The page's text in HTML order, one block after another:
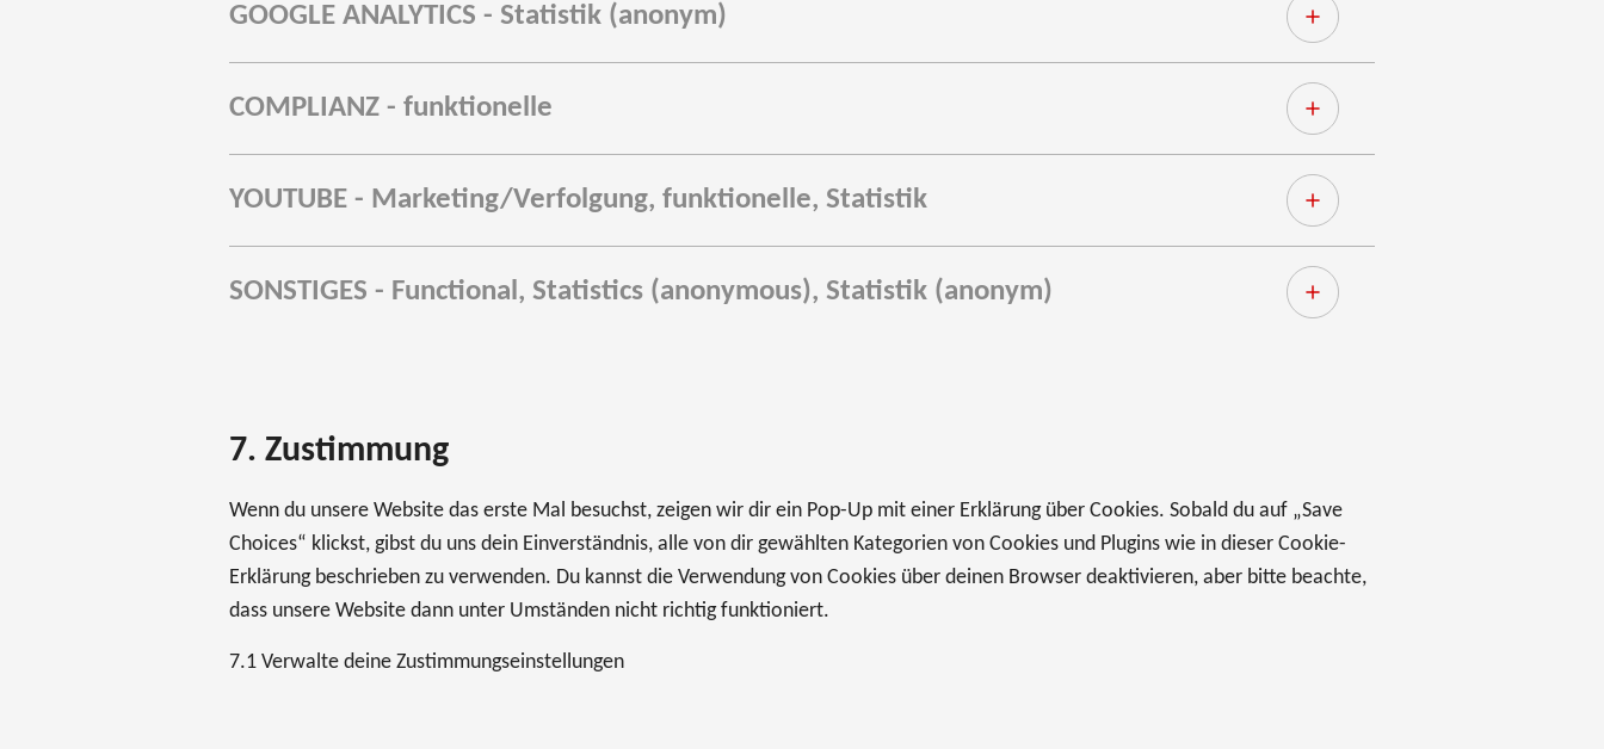
GOOGLE ANALYTICS - Statistik (anonym)
COMPLIANZ - funktionelle
YOUTUBE - Marketing/Verfolgung, funktionelle, Statistik
SONSTIGES - Functional, Statistics (anonymous), Statistik (anonym)
7. Zustimmung
Wenn du unsere Website das erste Mal besuchst, zeigen wir dir ein Pop-Up mit einer Erklärung über Cookies. Sobald du auf „Save
Choices“ klickst, gibst du uns dein Einverständnis, alle von dir gewählten Kategorien von Cookies und Plugins wie in dieser Cookie-
Erklärung beschrieben zu verwenden. Du kannst die Verwendung von Cookies über deinen Browser deaktivieren, aber bitte beachte,
dass unsere Website dann unter Umständen nicht richtig funktioniert.
7.1 Verwalte deine Zustimmungseinstellungen